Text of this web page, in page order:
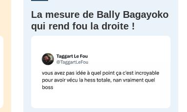
La mesure de Bally Bagayoko
qui rend fou la droite !